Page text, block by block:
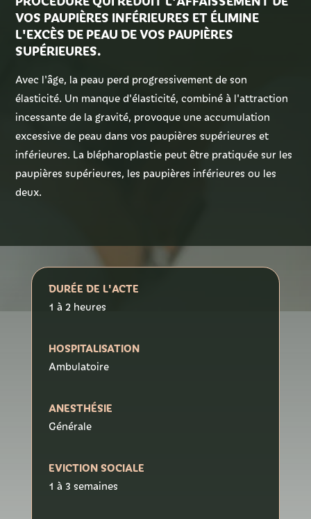
Tarifs
Contact
VOS PAUPIÈRES INFÉRIEURES ET ÉLIMINE
L'EXCÈS DE PEAU DE VOS PAUPIÈRES
SUPÉRIEURES.
Avec l'âge, la peau perd progressivement de son
élasticité. Un manque d'élasticité, combiné à l'attraction
incessante de la gravité, provoque une accumulation
excessive de peau dans vos paupières supérieures et
inférieures. La blépharoplastie peut être pratiquée sur les
paupières supérieures, les paupières inférieures ou les
deux.
DURÉE DE L'ACTE
1 à 2 heures
HOSPITALISATION
Ambulatoire
ANESTHÉSIE
Générale
EVICTION SOCIALE
1 à 3 semaines